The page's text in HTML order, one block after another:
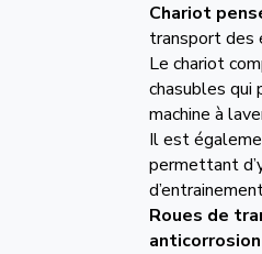
Chariot
transport des
Le chariot
chasubles qui
machine à
Il est
permettant
Roues de